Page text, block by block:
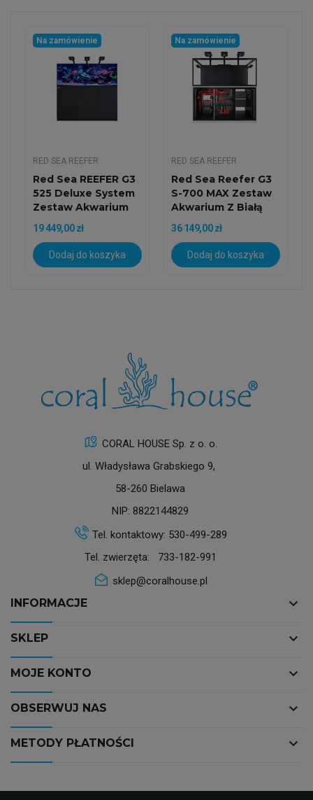
Na zamówienie
RED SEA REEFER
Red Sea REEFER G3
525 Deluxe System
Zestaw Akwarium
Z...
19 449,00 zł
Dodaj do koszyka
Na zamówienie
RED SEA REEFER
Red Sea Reefer G3
S-700 MAX Zestaw
Akwarium Z Białą
Szafką
36 149,00 zł
Dodaj do koszyka
CORAL HOUSE Sp. z o. o.
ul. Władysława Grabskiego 9,
58-260 Bielawa
NIP: 8822144829
Tel. kontaktowy: 530-499-289
Tel. zwierzęta: 733-182-991
sklep@coralhouse.pl
INFORMACJE keyboard_arrow_down
SKLEP keyboard_arrow_down
MOJE KONTO keyboard_arrow_down
OBSERWUJ NAS keyboard_arrow_down
METODY PŁATNOŚCI keyboard_arrow_down